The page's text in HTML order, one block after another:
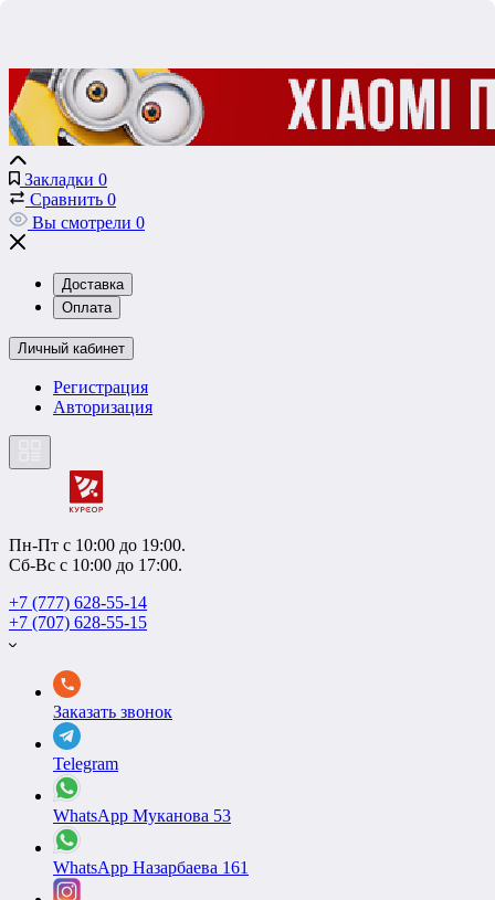
Закладки 0
Сравнить 0
Вы смотрели 0
Доставка
Оплата
Личный кабинет
Регистрация
Авторизация
Пн-Пт с 10:00 до 19:00.
Сб-Вс с 10:00 до 17:00.
+7 (777) 628-55-14
+7 (707) 628-55-15
Заказать звонок
Telegram
WhatsApp Муканова 53
WhatsApp Назарбаева 161